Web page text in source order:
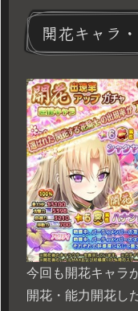
開花キャラ
今回も開花キャラ
開花・能力開花し